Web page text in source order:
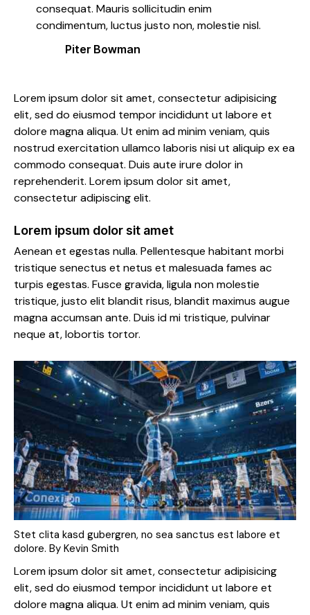
consequat. Mauris sollicitudin enim
condimentum, luctus justo non, molestie nisl.
Piter Bowman
Lorem ipsum dolor sit amet, consectetur adipisicing
elit, sed do eiusmod tempor incididunt ut labore et
dolore magna aliqua. Ut enim ad minim veniam, quis
nostrud exercitation ullamco laboris nisi ut aliquip ex ea
commodo consequat. Duis aute irure dolor in
reprehenderit. Lorem ipsum dolor sit amet,
consectetur adipiscing elit.
Lorem ipsum dolor sit amet
Aenean et egestas nulla. Pellentesque habitant morbi
tristique senectus et netus et malesuada fames ac
turpis egestas. Fusce gravida, ligula non molestie
tristique, justo elit blandit risus, blandit maximus augue
magna accumsan ante. Duis id mi tristique, pulvinar
neque at, lobortis tortor.
Stet clita kasd gubergren, no sea sanctus est labore et
dolore. By Kevin Smith
Lorem ipsum dolor sit amet, consectetur adipisicing
elit, sed do eiusmod tempor incididunt ut labore et
dolore magna aliqua. Ut enim ad minim veniam, quis